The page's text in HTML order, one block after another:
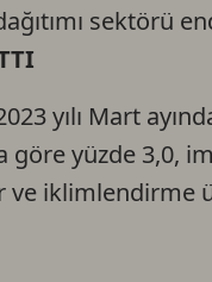
sektörü
yılı Mart
göre yüzde 3,0,
iklimlendirme